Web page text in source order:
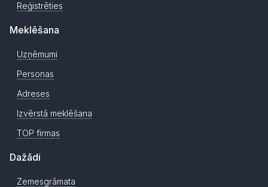
Reģistrēties
Meklēšana
Uzņēmumi
Personas
Adreses
Izvērstā meklēšana
TOP firmas
Dažādi
Zemesgrāmata